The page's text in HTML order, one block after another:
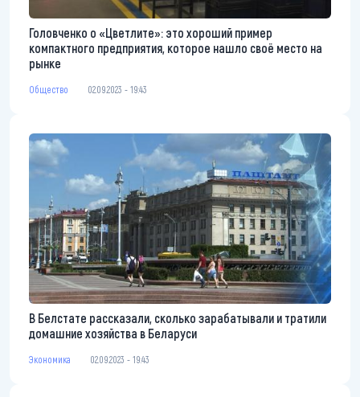
Головченко о «Цветлите»: это хороший пример
компактного предприятия, которое нашло своё место на
рынке
Общество 02.09.2023 - 19:43
В Белстате рассказали, сколько зарабатывали и тратили
домашние хозяйства в Беларуси
Экономика 02.09.2023 - 19:43